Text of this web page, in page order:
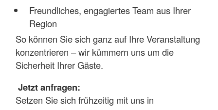
Freundliches, engagiertes Team aus Ihrer
Region
So können Sie sich ganz auf Ihre Veranstaltung
konzentrieren – wir kümmern uns um die
Sicherheit Ihrer Gäste.
Jetzt anfragen:
Setzen Sie sich frühzeitig mit uns in